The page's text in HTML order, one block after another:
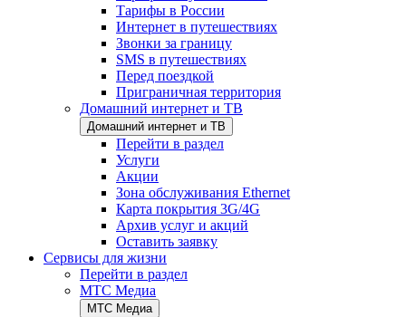
Тарифы в России
Интернет в путешествиях
Звонки за границу
SMS в путешествиях
Перед поездкой
Приграничная территория
Домашний интернет и ТВ
Домашний интернет и ТВ
Перейти в раздел
Услуги
Акции
Зона обслуживания Ethernet
Карта покрытия 3G/4G
Архив услуг и акций
Оставить заявку
Сервисы для жизни
Перейти в раздел
МТС Медиа
МТС Медиа